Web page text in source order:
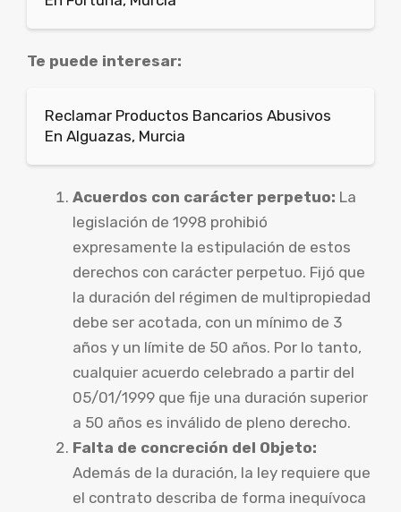
Te puede interesar:
Reclamar Productos Bancarios Abusivos
En Alguazas, Murcia
Acuerdos con carácter perpetuo: La
legislación de 1998 prohibió
expresamente la estipulación de estos
derechos con carácter perpetuo. Fijó que
la duración del régimen de multipropiedad
debe ser acotada, con un mínimo de 3
años y un límite de 50 años. Por lo tanto,
cualquier acuerdo celebrado a partir del
05/01/1999 que fije una duración superior
a 50 años es inválido de pleno derecho.
Falta de concreción del Objeto:
Además de la duración, la ley requiere que
el contrato describa de forma inequívoca